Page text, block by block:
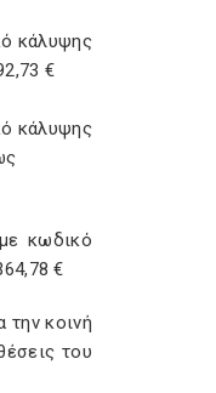
κάλυψης
€
κάλυψης
κωδικό
€
την κοινή
του